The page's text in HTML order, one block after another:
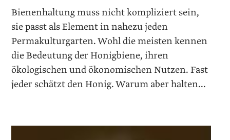
Bienenhaltung muss nicht kompliziert sein,
sie passt als Element in nahezu jeden
Permakulturgarten. Wohl die meisten kennen
die Bedeutung der Honigbiene, ihren
ökologischen und ökonomischen Nutzen. Fast
jeder schätzt den Honig. Warum aber halten...